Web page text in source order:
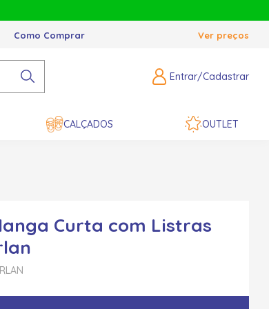
Como Comprar Ver preços
Entrar/Cadastrar
CALÇADOS OUTLET
Curta com Listras